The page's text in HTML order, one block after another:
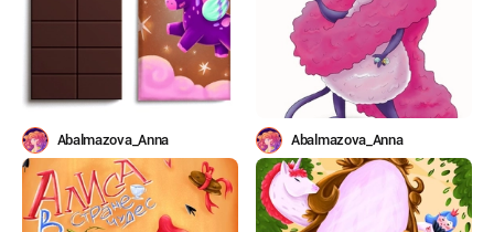
Abalmazova_Anna Abalmazova_Anna